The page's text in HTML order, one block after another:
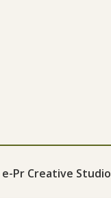
e-Pr Creative Studio